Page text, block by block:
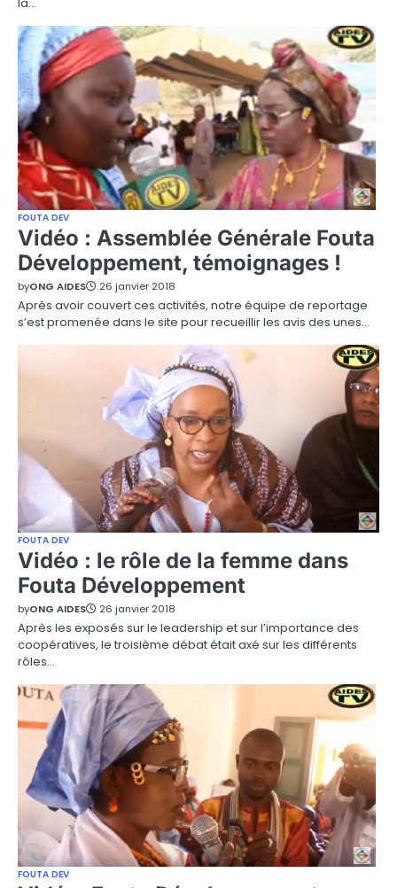
FOUTA DEV
Vidéo : Assemblée Générale Fouta
Développement, témoignages !
byONG AIDES 26 janvier 2018
Après avoir couvert ces activités, notre équipe de reportage
s’est promenée dans le site pour recueillir les avis des unes…
FOUTA DEV
Vidéo : le rôle de la femme dans
Fouta Développement
byONG AIDES 26 janvier 2018
Après les exposés sur le leadership et sur l’importance des
coopératives, le troisième débat était axé sur les différents
rôles…
FOUTA DEV